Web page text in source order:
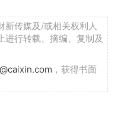
新传媒及/或相关权利人
进行转载、摘编、复制及
，获得书面